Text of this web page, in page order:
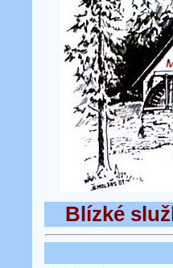
Blízké